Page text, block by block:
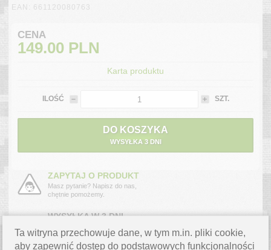
EAN: 661120080763
CENA
149.00 PLN
Karta produktu
ILOŚĆ SZT.
DO KOSZYKA
WYSYŁKA 3 DNI
ZAPYTAJ O PRODUKT
Masz pytanie? Napisz do nas,
chętnie pomożemy.
WYSYŁKA W 3 DNI
Szacowany koszt przesyłki
kurierskiej to10.99 PLN
Ta witryna przechowuje dane, w tym m.in. pliki cookie,
aby zapewnić dostęp do podstawowych funkcjonalności